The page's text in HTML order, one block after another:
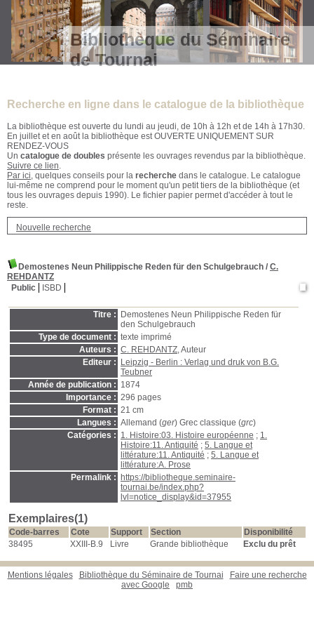
Bibliothèque du Séminaire
de Tournai
Recherche en ligne dans le catalogue de la bibliothèque
La bibliothèque est ouverte du lundi au jeudi, de 10h à 12h et de 14h à 17h30.
En juillet et en août la bibliothèque est OUVERTE UNIQUEMENT SUR
RENDEZ-VOUS
Un catalogue de doubles présente les ouvrages revendus par la bibliothèque.
Suivre ce lien.
Par ici, quelques conseils pour la recherche dans le catalogue. Le catalogue
lui-même ne comprend pour le moment qu'un petit tiers de la bibliothèque (et
tous les ouvrages depuis 1990). Le fichier papier permet d'accéder à tout le
reste.
Nouvelle recherche
Demostenes Neun Philippische Reden für den Schulgebrauch / C.
REHDANTZ
Public
ISBD
Titre :
Demostenes Neun Philippische Reden für
den Schulgebrauch
Type de document : texte imprimé
Auteurs : C. REHDANTZ, Auteur
Editeur :
Leipzig - Berlin : Verlag und druk von B.G.
Teubner
Année de publication : 1874
Importance : 296 pages
Format : 21 cm
Langues : Allemand (ger) Grec classique (grc)
Catégories : 1. Histoire:03. Histoire européenne ; 1.
Histoire:11. Antiquité ; 5. Langue et
littérature:11. Antiquité ; 5. Langue et
littérature:A. Prose
Permalink :
https://bibliotheque.seminaire-
tournai.be/index.php?
lvl=notice_display&id=37955
Exemplaires(1)
Code-barres Cote Support Section
Disponibilité
38495
XXIII-B.9 Livre Grande bibliothèque Exclu du prêt
Mentions légales Bibliothèque du Séminaire de Tournai
Faire une recherche
avec Google
pmb